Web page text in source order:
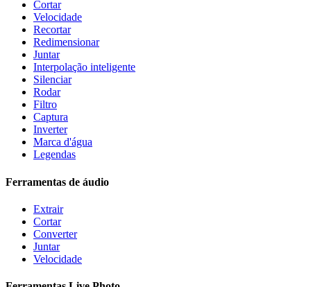
Cortar
Velocidade
Recortar
Redimensionar
Juntar
Interpolação inteligente
Silenciar
Rodar
Filtro
Captura
Inverter
Marca d'água
Legendas
Ferramentas de áudio
Extrair
Cortar
Converter
Juntar
Velocidade